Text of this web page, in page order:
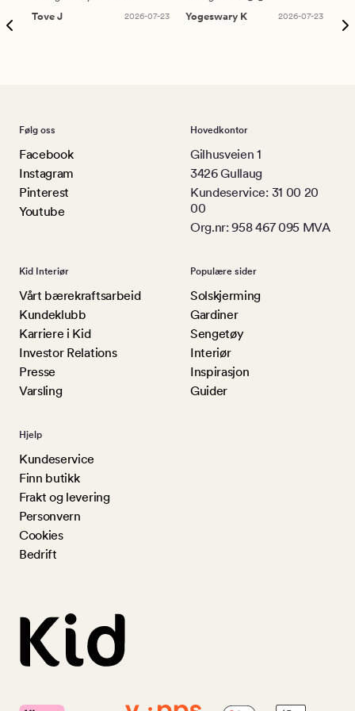
Tove J
2026-07-23
Yogeswary K
2026-07-23
Følg oss
Facebook
Instagram
Pinterest
Youtube
Hovedkontor
Gilhusveien 1
3426 Gullaug
Kundeservice: 31 00 20
00
Org.nr: 958 467 095 MVA
Kid Interiør
Vårt bærekraftsarbeid
Kundeklubb
Karriere i Kid
Investor Relations
Presse
Varsling
Populære sider
Solskjerming
Gardiner
Sengetøy
Interiør
Inspirasjon
Guider
Hjelp
Kundeservice
Finn butikk
Frakt og levering
Personvern
Cookies
Bedrift